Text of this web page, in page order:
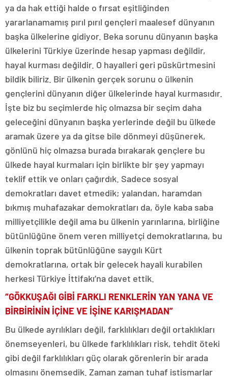
ya da hak ettiği halde o fırsat eşitliğinden
yararlanamamış pırıl pırıl gençleri maalesef dünyanın
başka ülkelerine gidiyor. Beka sorunu dünyanın başka
ülkelerini Türkiye üzerinde hesap yapması değildir,
hayal kurması değildir. O hayalleri geri püskürtmesini
bildik biliriz. Bir ülkenin gerçek sorunu o ülkenin
gençlerini dünyanın diğer ülkelerinde hayal kurmasıdır.
İşte biz bu seçimlerde hiç olmazsa bir seçim daha
geleceğini dünyanın başka yerlerinde değil bu ülkede
aramak üzere ya da gitse bile dönmeyi düşünerek,
gönlünü hiç olmazsa burada bırakarak gençlere bu
ülkede hayal kurmaları için birlikte bir şey yapmayı
teklif ettik ve onları çağırdık. Sadece sosyal
demokratları davet etmedik; yalandan, haramdan
bıkmış muhafazakar demokratları da, öyle kaba saba
milliyetçilikle değil ama bu ülkenin yarınlarına, birliğine
bütünlüğüne önem veren milliyetçi demokratlarına, bu
ülkenin toprak bütünlüğüne saygılı Kürt
demokratlarına, ortak bir gelecek hayali kurabilen
herkesi Türkiye İttifakı’na davet ettik.
“GÖKKUŞAĞI GİBİ FARKLI RENKLERİN YAN YANA VE
BİRBİRİNİN İÇİNE VE İŞİNE KARIŞMADAN”
Bu ülkede ayrılıkları değil, farklılıkları değil ortaklıkları
önemseyenleri, bu ülkede farklılıkları risk, tehdit öteki
gibi değil farklılıkları güç olarak görenlerin bir arada
olmasını önemsedik. Zaman zaman tuhaf istismarlar